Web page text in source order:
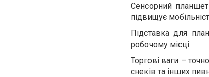
Сенсорний
підвищує
Підставка для
робочому місці.
Торгові ваги –
снеків та інших